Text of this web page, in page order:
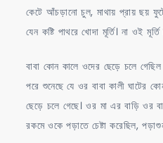
কেটে আঁচড়ানো চুল, মাথায় প্রায় ছয়
যেন কষ্টি পাথরে খোদা মূর্তি। না ওই
বাবা কোন কালে ওদের ছেড়ে চলে
পরে শুনেছে যে ওর বাবা কালী ঘাটের
ছেড়ে চলে গেছে। ওর মা এর বাড়ি ওর
রকমে ওকে পড়াতে চেষ্টা করেছিল,